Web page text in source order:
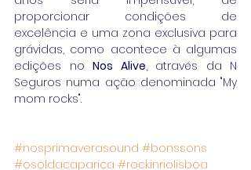
proporcionar condições de
excelência e uma zona exclusiva para
grávidas, como acontece à algumas
edições no Nos Alive, através da N
Seguros numa ação denominada "My
mom rocks".
#nosprimaverasound #bonssons
#osoldacaparica #rockinriolisboa